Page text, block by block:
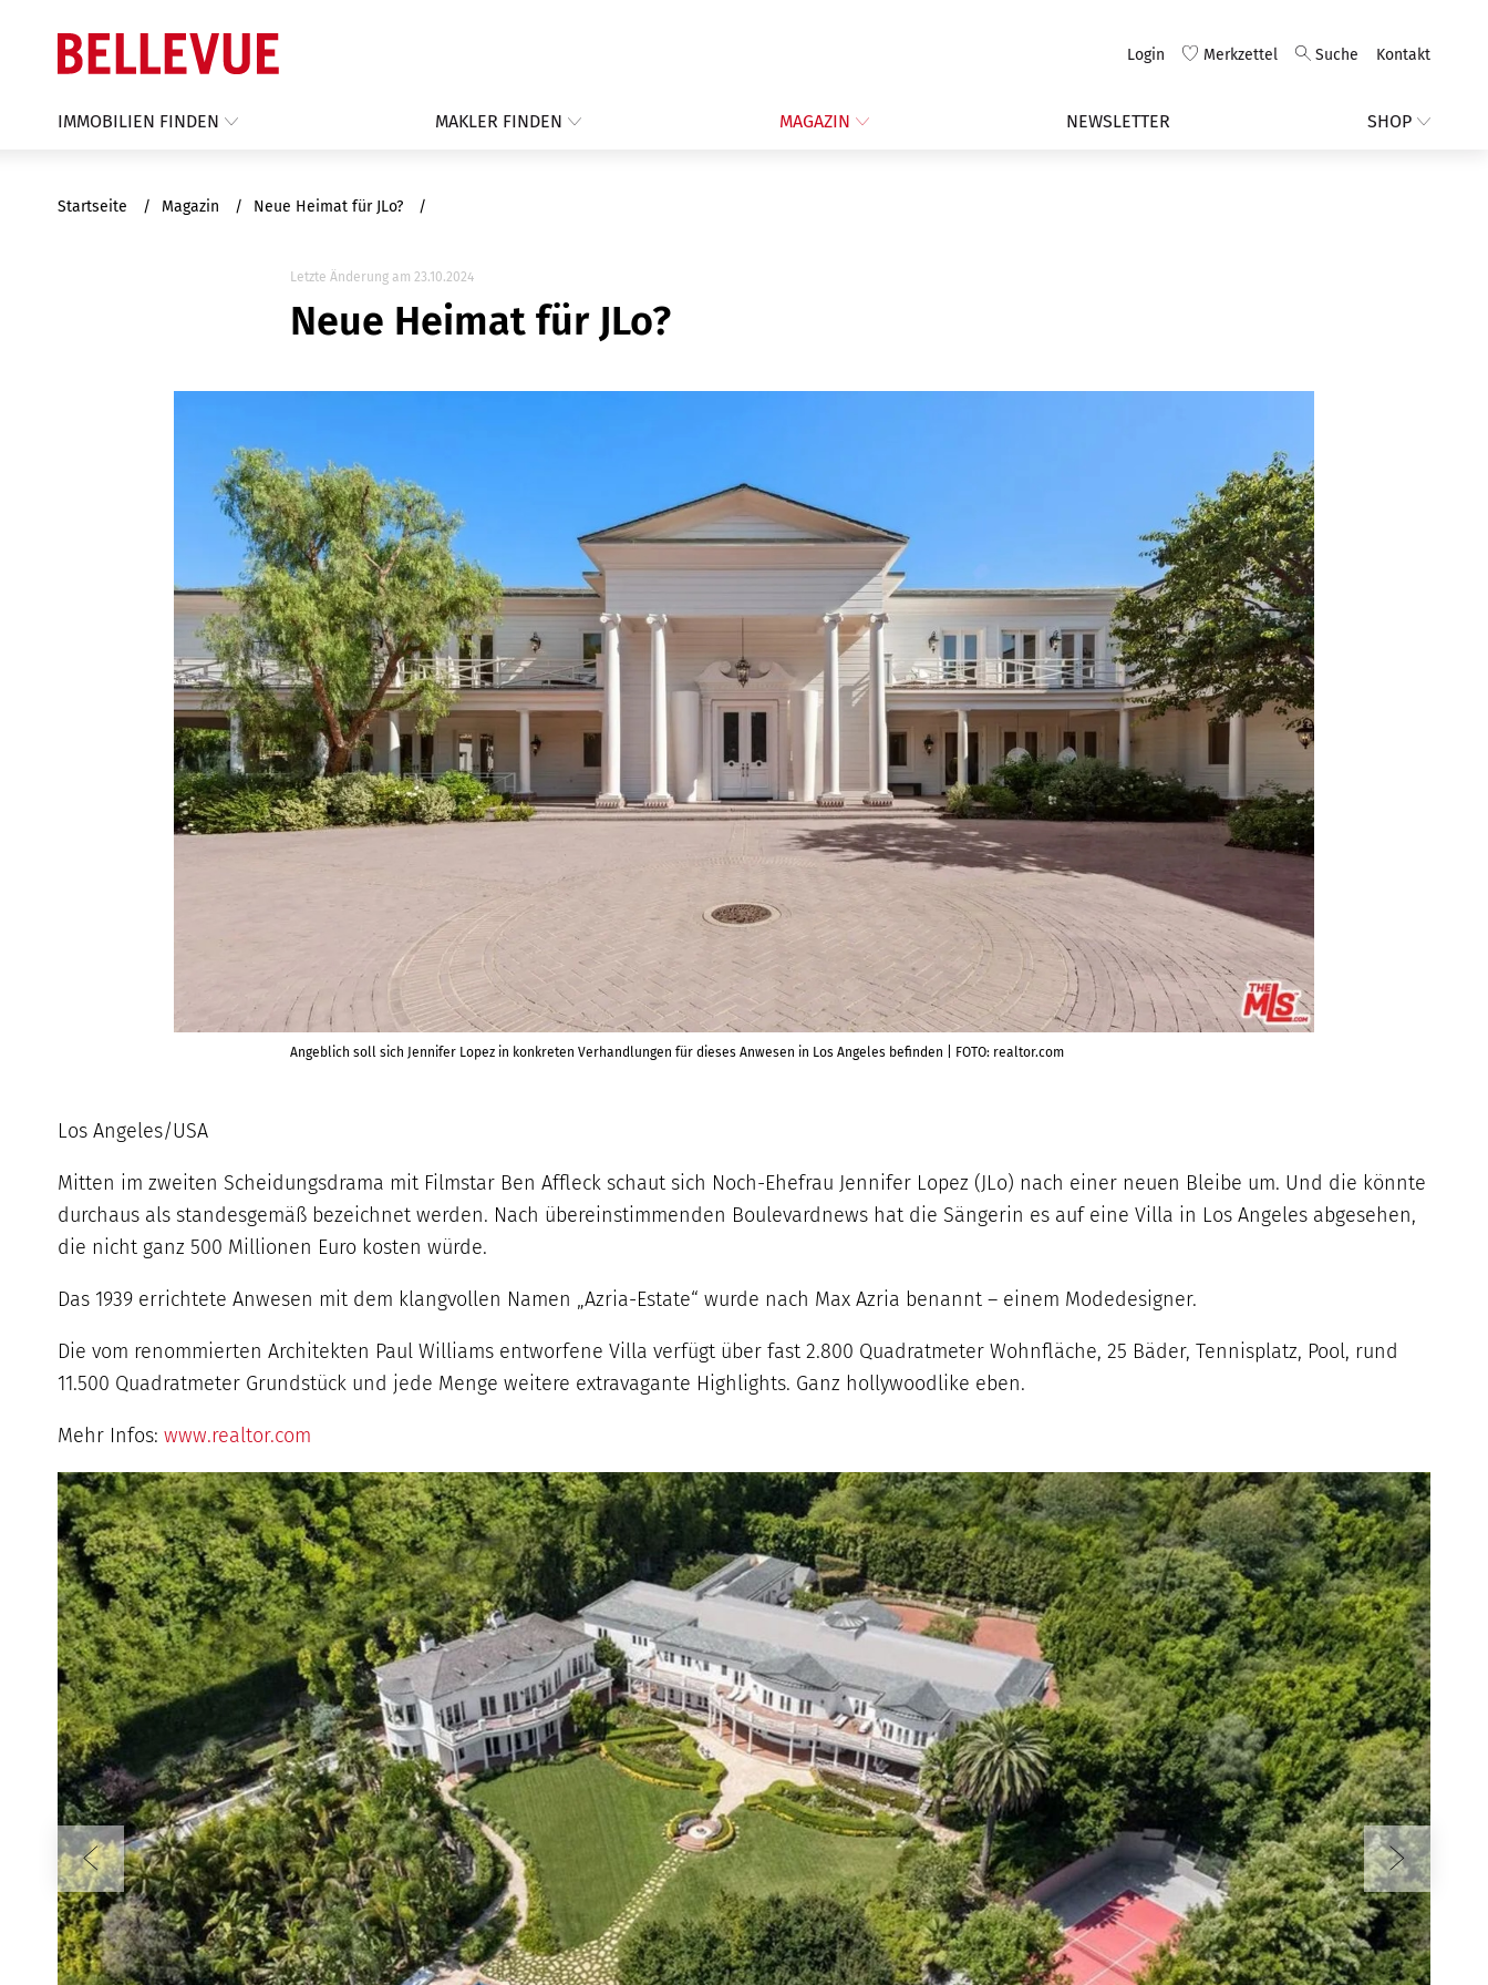
Login Merkzettel Suche Kontakt
IMMOBILIEN FINDEN MAKLER FINDEN MAGAZIN NEWSLETTER SHOP
Startseite Magazin Neue Heimat für JLo?
Letzte Änderung am 23.10.2024
Neue Heimat für JLo?
Angeblich soll sich Jennifer Lopez in konkreten Verhandlungen für dieses Anwesen in Los Angeles befinden | FOTO: realtor.com
Los Angeles/USA
Mitten im zweiten Scheidungsdrama mit Filmstar Ben Affleck schaut sich Noch-Ehefrau Jennifer Lopez (JLo) nach einer neuen Bleibe um. Und die könnte
durchaus als standesgemäß bezeichnet werden. Nach übereinstimmenden Boulevardnews hat die Sängerin es auf eine Villa in Los Angeles abgesehen,
die nicht ganz 500 Millionen Euro kosten würde.
Das 1939 errichtete Anwesen mit dem klangvollen Namen „Azria-Estate“ wurde nach Max Azria benannt – einem Modedesigner.
Die vom renommierten Architekten Paul Williams entworfene Villa verfügt über fast 2.800 Quadratmeter Wohnfläche, 25 Bäder, Tennisplatz, Pool, rund
11.500 Quadratmeter Grundstück und jede Menge weitere extravagante Highlights. Ganz hollywoodlike eben.
Mehr Infos: www.realtor.com